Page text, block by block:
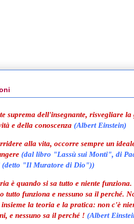
suprema dell'insegnante, risvegliare la
e della conoscenza (Albert Einstein)
alla vita, occorre sempre un
(dal libro "Lassù sui Monti", di
(detto "Il Muratore di Dio"))
è quando si sa tutto e niente
tutto funziona e nessuno sa il perché.
insieme la teoria e la pratica: non c'è
e nessuno sa il perché ! (Albert